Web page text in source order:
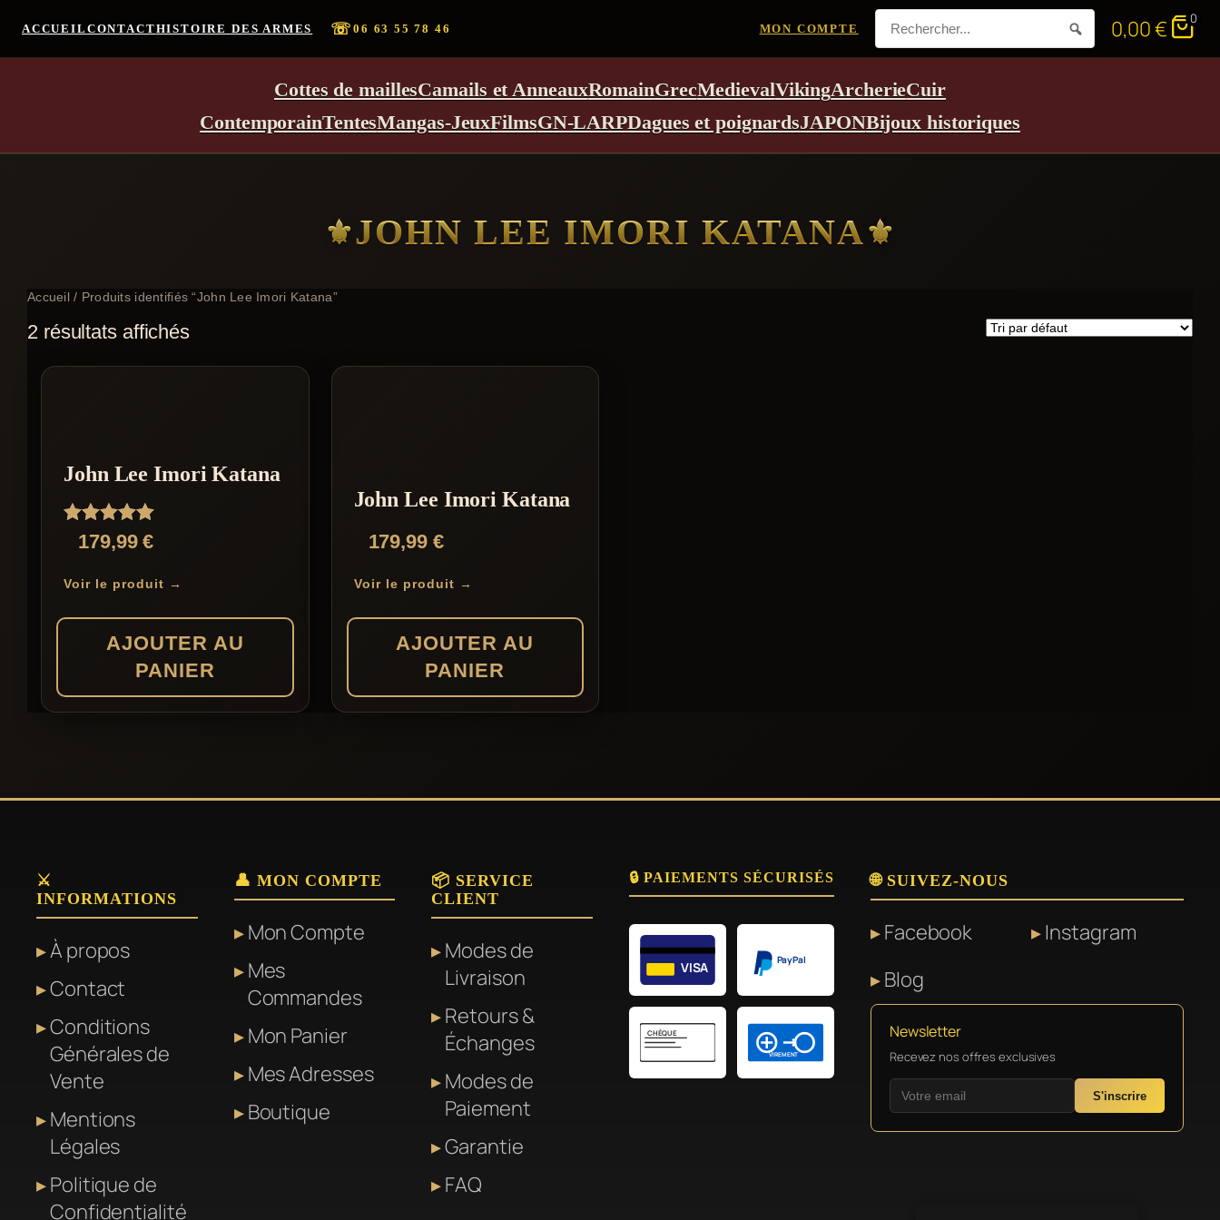
ACCUEIL CONTACTHISTOIRE DES ARMES ☏06 63 55 78 46 MON COMPTE 0,00€ 0
Cottes de maillesCamails et AnneauxRomainGrecMedievalVikingArcherieCuir
ContemporainTentesMangas-JeuxFilmsGN-LARPDagues et poignardsJAPONBijoux historiques
JOHN LEE IMORI KATANA
Accueil/ Produits identifiés “John Lee Imori Katana”
2 résultats affichés
John Lee Imori Katana
Note
5.00
179,99€
Voir le produit →
AJOUTER AU
PANIER
John Lee Imori Katana
179,99 €
Voir le produit →
AJOUTER AU
PANIER
⚔️
INFORMATIONS
À propos
Contact
Conditions
Générales de
Vente
Mentions
Légales
Politique de
Confidentialité
👤 MON COMPTE
Mon Compte
Mes
Commandes
Mon Panier
Mes Adresses
Boutique
📦 SERVICE
CLIENT
Modes de
Livraison
Retours &
Échanges
Modes de
Paiement
Garantie
FAQ
🔒 PAIEMENTS SÉCURISÉS
VISA PayPal
CHÈQUE
VIREMENT
🌐 SUIVEZ-NOUS
Facebook
Instagram
Blog
Newsletter
Recevez nos offres exclusives
S'inscrire